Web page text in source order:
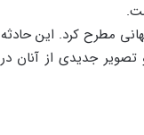
جهانی مطرح کرد. این حادثه
تصویر جدیدی از آنان در